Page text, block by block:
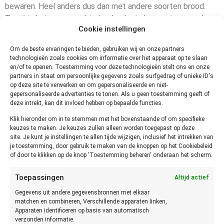
Cookie instellingen
Om de beste ervaringen te bieden, gebruiken wij en onze partners
technologieën zoals cookies om informatie over het apparaat op te slaan
en/of te openen. Toestemming voor deze technologieën stelt ons en onze
partners in staat om persoonlijke gegevens zoals surfgedrag of unieke ID's
op deze site te verwerken en om gepersonaliseerde en niet-
gepersonaliseerde advertenties te tonen. Als u geen toestemming geeft of
deze intrekt, kan dit invloed hebben op bepaalde functies.
Klik hieronder om in te stemmen met het bovenstaande of om specifieke
keuzes te maken. Je keuzes zullen alleen worden toegepast op deze
site. Je kunt je instellingen te allen tijde wijzigen, inclusief het intrekken van
je toestemming, door gebruik te maken van de knoppen op het Cookiebeleid
of door te klikken op de knop 'Toestemming beheren' onderaan het scherm.
Toepassingen Altijd actief
Gegevens uit andere gegevensbronnen met elkaar
matchen en combineren, Verschillende apparaten linken,
Apparaten identificeren op basis van automatisch
verzonden informatie.
bewaren. Heel anders dus dan met andere soorten brood.
Tenzij je het op een echte koele plaats bewaart en goed
inpakt. Denk dan bijvoorbeeld aan een koude kelder. Anders
Voor tarwe roggebrood geldt natuurlijk wel dat je het buiten
de koelkast kan bewaren. Maar dit is dan eigenlijk ook meer
een “normaal” brood dan het echt roggebrood is. Dit brood
bevat veel minder vocht dan licht of donker roggebrood.
Tarwe roggebrood kan je zo’n 2 tot 4 dagen buiten de
koeling bewaren.
Hoe lang kan je roggebrood
De adviezen hierover lopen uiteen. Maar je kan roggebrood
tenminste 7 dagen in de koelkast bewaren. Nadat je de
verpakking hebt geopend. Als je echt vers roggebrood hebt,